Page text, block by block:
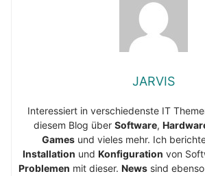
JARVIS
Interessiert in verschiedenste IT
diesem Blog über Software,
Gamesund vieles mehr. Ich
Installation und Konfiguration von
Problemen mit dieser. News sind